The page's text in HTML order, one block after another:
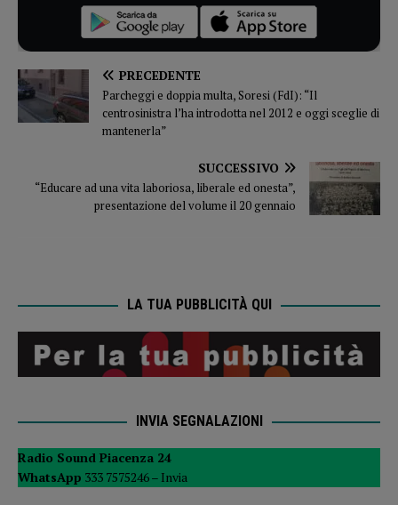
PRECEDENTE
Parcheggi e doppia multa, Soresi (FdI): “Il
centrosinistra l’ha introdotta nel 2012 e oggi sceglie di
mantenerla”
SUCCESSIVO
“Educare ad una vita laboriosa, liberale ed onesta”,
presentazione del volume il 20 gennaio
LA TUA PUBBLICITÀ QUI
INVIA SEGNALAZIONI
Radio Sound Piacenza 24
WhatsApp 333 7575246 – Invia